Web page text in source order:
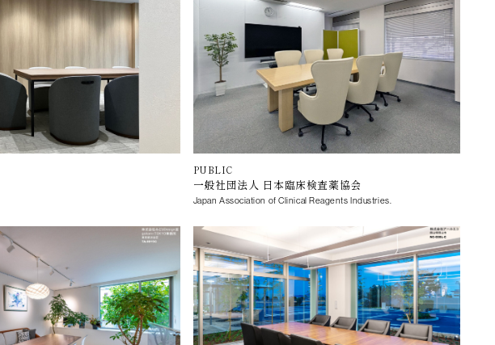
PUBLIC
一般社団法人 日本臨床検査薬協会
Japan Association of Clinical Reagents Industries.